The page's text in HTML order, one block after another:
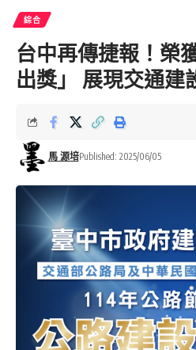
綜合
台中再傳捷報！榮
出獎」 展現交通建
馬 源培Published: 2025/06/05